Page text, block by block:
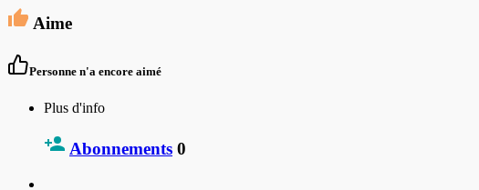
Aime
Personne n'a encore aimé
Plus d'info
Abonnements 0